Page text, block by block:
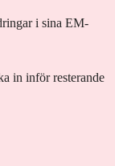
i sina EM-
in inför resterande